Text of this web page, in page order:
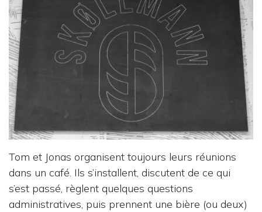
Tom et Jonas organisent toujours leurs réunions
dans un café. Ils s’installent, discutent de ce qui
s’est passé, règlent quelques questions
administratives, puis prennent une bière (ou deux)